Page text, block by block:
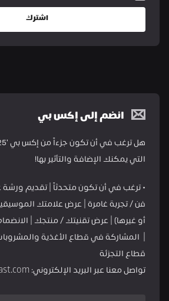
اشترك
انضم إلى إكس بي
التي يمكنك الإضافة والتأثير بها!
قطاع التجزئة
تواصل معنا عبر البريد الإلكتروني: xp@mdlbeast.com